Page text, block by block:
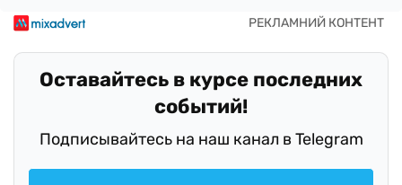
Оставайтесь в курсе последних
событий!
Подписывайтесь на наш канал в Telegram